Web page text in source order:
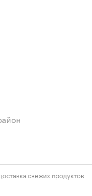
свежих продуктов